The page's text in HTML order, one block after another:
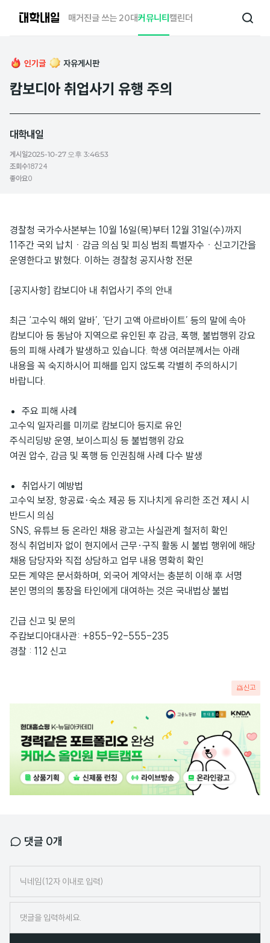
매거진글 쓰는 20대커뮤니티캘린더
검
인기글 자유게시판
캄보디아 취업사기 유행 주의
대학내일
게시일2025-10-27 오후 3:46:53
조회수18724
좋아요0
경찰청 국가수사본부는 10월 16일(목)부터 12월 31일(수)까지
11주간 국외 납치ㆍ감금 의심 및 피싱 범죄 특별자수ㆍ신고기간을
운영한다고 밝혔다. 이하는 경찰청 공지사항 전문
[공지사항] 캄보디아 내 취업사기 주의 안내
최근 ‘고수익 해외 알바’, ‘단기 고액 아르바이트’ 등의 말에 속아
캄보디아 등 동남아 지역으로 유인된 후 감금, 폭행, 불법행위 강요
등의 피해 사례가 발생하고 있습니다. 학생 여러분께서는 아래
내용을 꼭 숙지하시어 피해를 입지 않도록 각별히 주의하시기
바랍니다.
주요 피해 사례
고수익 일자리를 미끼로 캄보디아 등지로 유인
주식리딩방 운영, 보이스피싱 등 불법행위 강요
여권 압수, 감금 및 폭행 등 인권침해 사례 다수 발생
취업사기 예방법
고수익 보장, 항공료·숙소 제공 등 지나치게 유리한 조건 제시 시
반드시 의심
SNS, 유튜브 등 온라인 채용 광고는 사실관계 철저히 확인
정식 취업비자 없이 현지에서 근무·구직 활동 시 불법 행위에 해당
채용 담당자와 직접 상담하고 업무 내용 명확히 확인
모든 계약은 문서화하며, 외국어 계약서는 충분히 이해 후 서명
본인 명의의 통장을 타인에게 대여하는 것은 국내법상 불법
긴급 신고 및 문의
주캄보디아대사관: +855-92-555-235
경찰 : 112 신고
신고
댓글 0개
임